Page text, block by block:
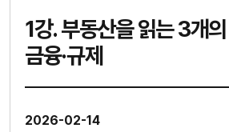
1강. 부동산을 읽는 3개
금융·규제
2026-02-14